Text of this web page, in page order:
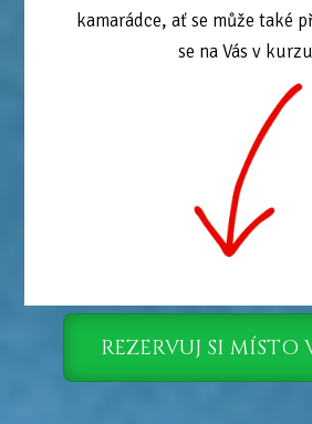
kamarádce, ať se může také
se na Vás v
REZERVUJ SI MÍSTO